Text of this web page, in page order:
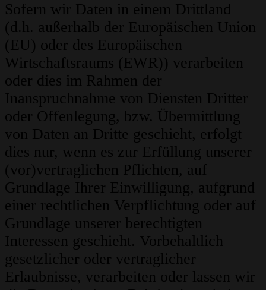
Sofern wir Daten in einem Drittland
(d.h. außerhalb der Europäischen Union
(EU) oder des Europäischen
Wirtschaftsraums (EWR)) verarbeiten
oder dies im Rahmen der
Inanspruchnahme von Diensten Dritter
oder Offenlegung, bzw. Übermittlung
von Daten an Dritte geschieht, erfolgt
dies nur, wenn es zur Erfüllung unserer
(vor)vertraglichen Pflichten, auf
Grundlage Ihrer Einwilligung, aufgrund
einer rechtlichen Verpflichtung oder auf
Grundlage unserer berechtigten
Interessen geschieht. Vorbehaltlich
gesetzlicher oder vertraglicher
Erlaubnisse, verarbeiten oder lassen wir